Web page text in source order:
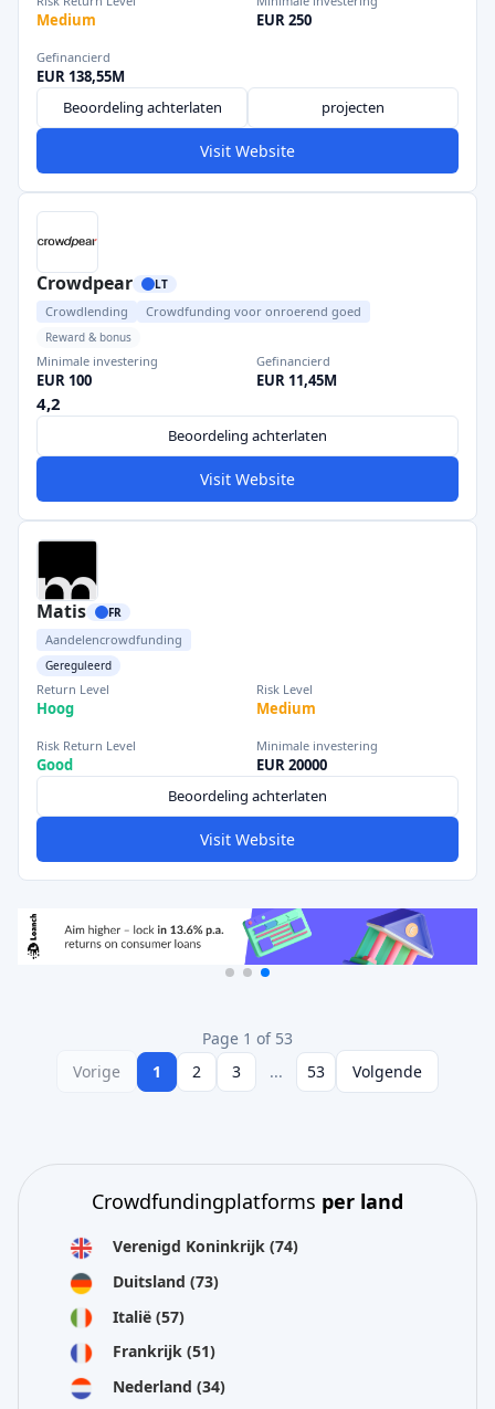
Medium EUR 250
Gefinancierd
EUR 138,55M
Beoordeling achterlaten
projecten
Visit Website
Crowdpear LT
Crowdlending Crowdfunding voor onroerend goed
Reward & bonus
Minimale investering
EUR 100
Gefinancierd
EUR 11,45M
4,2
Beoordeling achterlaten
Visit Website
Matis FR
Aandelencrowdfunding
Gereguleerd
Return Level
Hoog
Risk Level
Medium
Risk Return Level
Good
Minimale investering
EUR 20000
Beoordeling achterlaten
Visit Website
Page 1 of 53
Vorige
1 2 3 ... 53 Volgende
Crowdfundingplatforms per land
Verenigd Koninkrijk (74)
Duitsland (73)
Italië (57)
Frankrijk (51)
Nederland (34)